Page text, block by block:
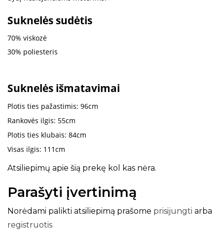
Suknelės sudėtis
70% viskozė
30% poliesteris
Suknelės išmatavimai
Plotis ties pažastimis: 96cm
Rankovės ilgis: 55cm
Plotis ties klubais: 84cm
Visas ilgis: 111cm
Atsiliepimų apie šią prekę kol kas nėra.
Parašyti įvertinimą
Norėdami palikti atsiliepimą prašome prisijungti arba
registruotis